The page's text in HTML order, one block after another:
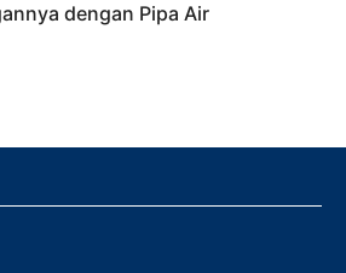
dengan Pipa Air